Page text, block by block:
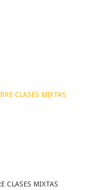
CLASES MIXTAS